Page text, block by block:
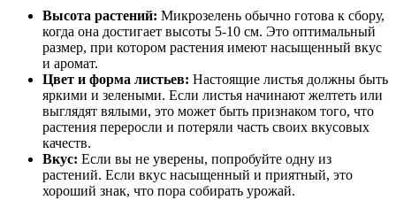
Высота растений: Микрозелень обычно готова к сбору,
когда она достигает высоты 5-10 см. Это оптимальный
размер, при котором растения имеют насыщенный вкус
и аромат.
Цвет и форма листьев: Настоящие листья должны быть
яркими и зелеными. Если листья начинают желтеть или
выглядят вялыми, это может быть признаком того, что
растения переросли и потеряли часть своих вкусовых
качеств.
Вкус: Если вы не уверены, попробуйте одну из
растений. Если вкус насыщенный и приятный, это
хороший знак, что пора собирать урожай.